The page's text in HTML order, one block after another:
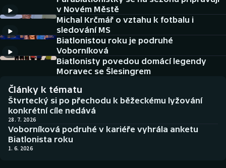
DALŠÍ SPORTY
Americký fotbal
Baseball a softbal
Basketbal
Biatlon
Boby a skeleton
NEPŘEHLÉDNĚTE
Soutěže
Historické návraty
Aplikace ČT sport
AZ kvíz
v Novém Městě
Michal Krčmář o vztahu k fotbalu i
sledování MS
Biatlonistou roku je podruhé
Voborníková
Biatlonisty povedou domácí legendy
Moravec se Šlesingrem
Články k tématu
Štvrtecký si po přechodu k běžeckému lyžování
konkrétní cíle nedává
28. 7. 2026
Voborníková podruhé v kariéře vyhrála anketu
Biatlonista roku
1. 6. 2026